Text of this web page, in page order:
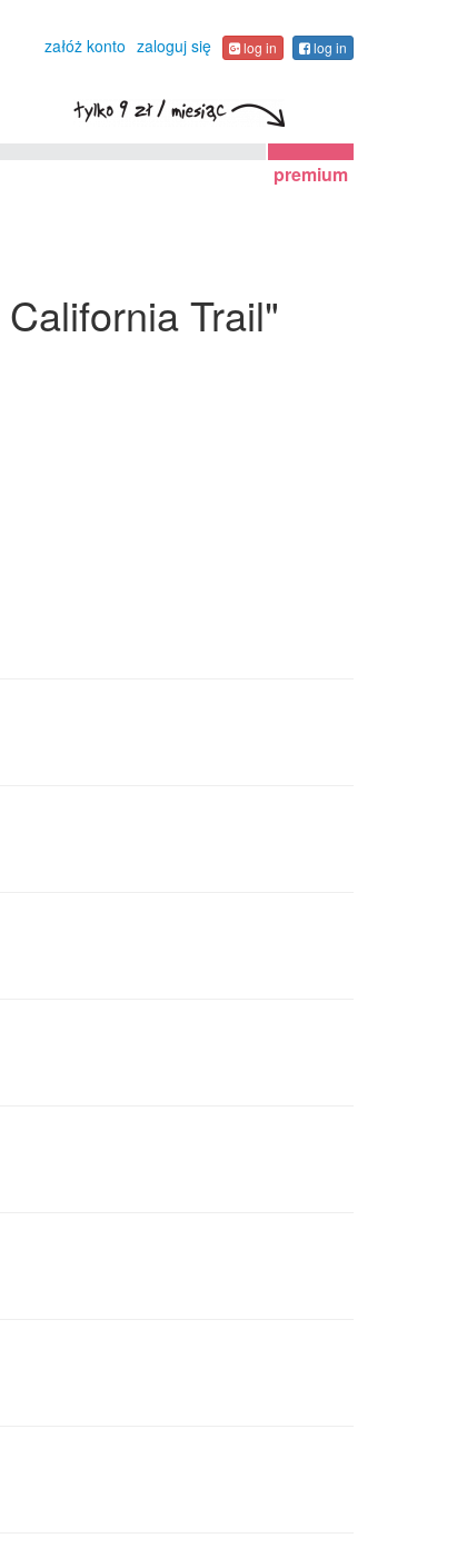
załóż konto zaloguj się log in log in
premium
Trail"